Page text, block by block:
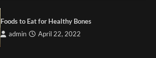
Foods to Eat for Healthy Bones
admin April 22, 2022